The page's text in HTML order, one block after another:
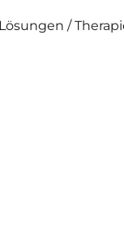
Lösungen /